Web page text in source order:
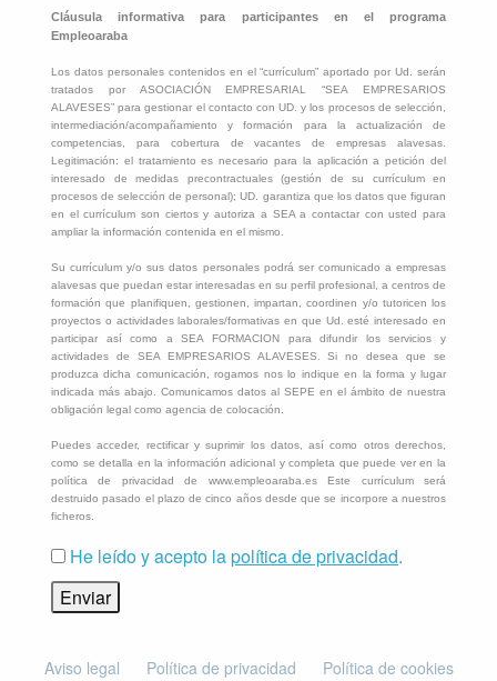
Cláusula informativa para participantes en el programa
Empleoaraba
Los datos personales contenidos en el “currículum” aportado por Ud. serán
tratados por ASOCIACIÓN EMPRESARIAL “SEA EMPRESARIOS
ALAVESES” para gestionar el contacto con UD. y los procesos de selección,
intermediación/acompañamiento y formación para la actualización de
competencias, para cobertura de vacantes de empresas alavesas.
Legitimación: el tratamiento es necesario para la aplicación a petición del
interesado de medidas precontractuales (gestión de su currículum en
procesos de selección de personal); UD. garantiza que los datos que figuran
en el currículum son ciertos y autoriza a SEA a contactar con usted para
ampliar la información contenida en el mismo.
Su currículum y/o sus datos personales podrá ser comunicado a empresas
alavesas que puedan estar interesadas en su perfil profesional, a centros de
formación que planifiquen, gestionen, impartan, coordinen y/o tutoricen los
proyectos o actividades laborales/formativas en que Ud. esté interesado en
participar así como a SEA FORMACION para difundir los servicios y
actividades de SEA EMPRESARIOS ALAVESES. Si no desea que se
produzca dicha comunicación, rogamos nos lo indique en la forma y lugar
indicada más abajo. Comunicamos datos al SEPE en el ámbito de nuestra
obligación legal como agencia de colocación.
Puedes acceder, rectificar y suprimir los datos, así como otros derechos,
como se detalla en la información adicional y completa que puede ver en la
política de privacidad de www.empleoaraba.es Este currículum será
destruido pasado el plazo de cinco años desde que se incorpore a nuestros
ficheros.
He leído y acepto lapolítica de privacidad.
Aviso legal Política de privacidad Política de cookies